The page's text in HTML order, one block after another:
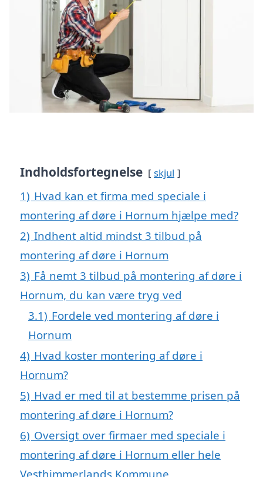
Indholdsfortegnelse skjul
1) Hvad kan et firma med speciale i
montering af døre i Hornum hjælpe med?
2) Indhent altid mindst 3 tilbud på
montering af døre i Hornum
3) Få nemt 3 tilbud på montering af døre i
Hornum, du kan være tryg ved
3.1) Fordele ved montering af døre i
Hornum
4) Hvad koster montering af døre i
Hornum?
5) Hvad er med til at bestemme prisen på
montering af døre i Hornum?
6) Oversigt over firmaer med speciale i
montering af døre i Hornum eller hele
Vesthimmerlands Kommune